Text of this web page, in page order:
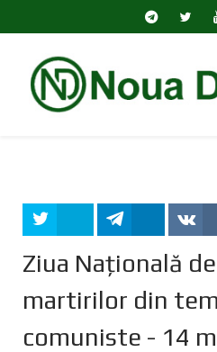
Ziua Națională
martirilor din
comuniste - 14